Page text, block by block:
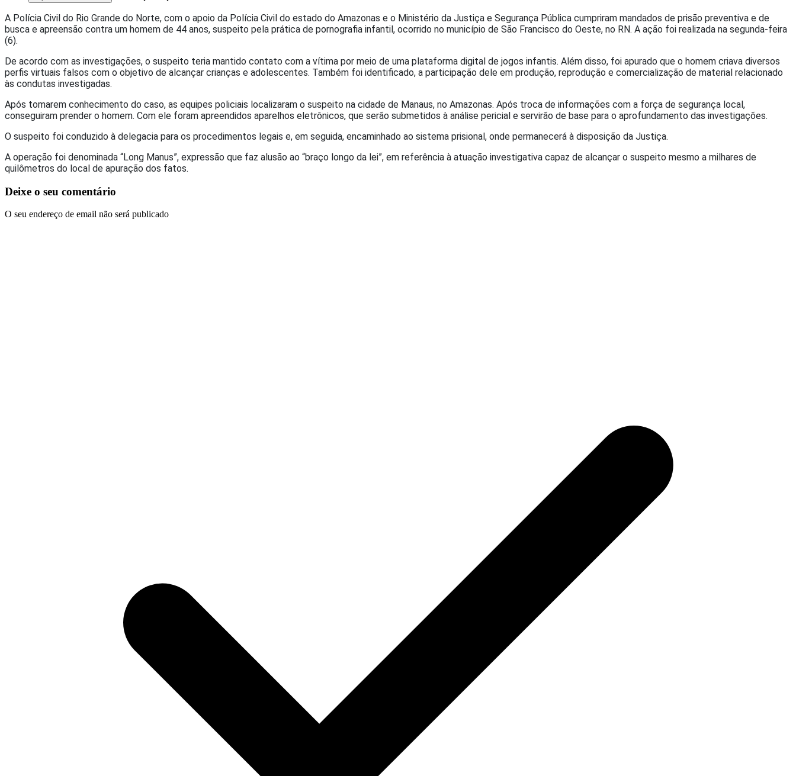
A Polícia Civil do Rio Grande do Norte, com o apoio da Polícia Civil do estado do Amazonas e o Ministério da Justiça e Segurança Pública cumpriram mandados de prisão preventiva e de
busca e apreensão contra um homem de 44 anos, suspeito pela prática de pornografia infantil, ocorrido no município de São Francisco do Oeste, no RN. A ação foi realizada na segunda-feira
(6).
De acordo com as investigações, o suspeito teria mantido contato com a vítima por meio de uma plataforma digital de jogos infantis. Além disso, foi apurado que o homem criava diversos
perfis virtuais falsos com o objetivo de alcançar crianças e adolescentes. Também foi identificado, a participação dele em produção, reprodução e comercialização de material relacionado
às condutas investigadas.
Após tomarem conhecimento do caso, as equipes policiais localizaram o suspeito na cidade de Manaus, no Amazonas. Após troca de informações com a força de segurança local,
conseguiram prender o homem. Com ele foram apreendidos aparelhos eletrônicos, que serão submetidos à análise pericial e servirão de base para o aprofundamento das investigações.
O suspeito foi conduzido à delegacia para os procedimentos legais e, em seguida, encaminhado ao sistema prisional, onde permanecerá à disposição da Justiça.
A operação foi denominada “Long Manus”, expressão que faz alusão ao “braço longo da lei”, em referência à atuação investigativa capaz de alcançar o suspeito mesmo a milhares de
quilômetros do local de apuração dos fatos.
Deixe o seu comentário
O seu endereço de email não será publicado